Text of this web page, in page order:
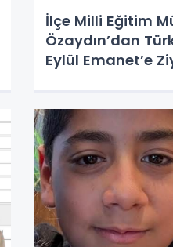
İlçe Milli Eğitim
Özaydın’dan
Eylül Emanet’e